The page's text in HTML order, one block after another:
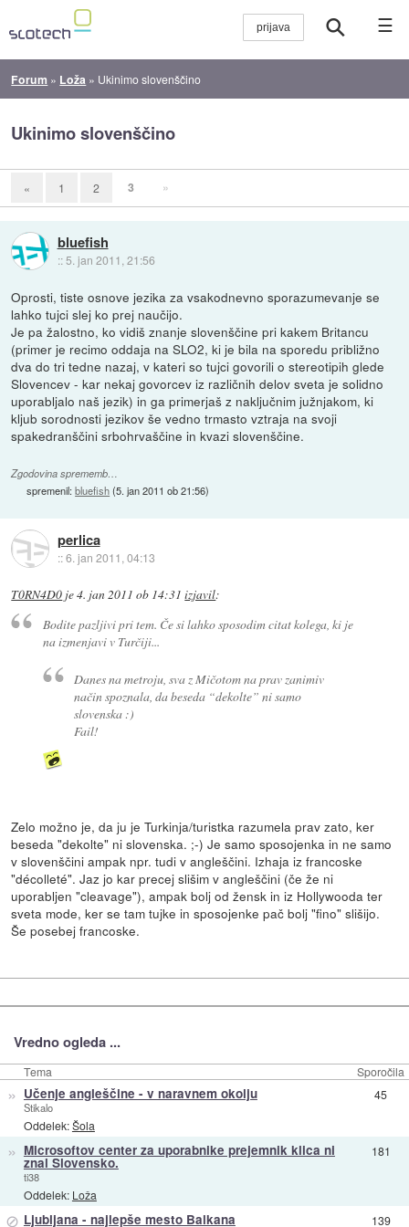
☰
Forum » Loža » Ukinimo slovenščino
Ukinimo slovenščino
« 1 2 3 »
bluefish
:: 5. jan 2011, 21:56
Oprosti, tiste osnove jezika za vsakodnevno sporazumevanje se
lahko tujci slej ko prej naučijo.
Je pa žalostno, ko vidiš znanje slovenščine pri kakem Britancu
(primer je recimo oddaja na SLO2, ki je bila na sporedu približno
dva do tri tedne nazaj, v kateri so tujci govorili o stereotipih glede
Slovencev - kar nekaj govorcev iz različnih delov sveta je solidno
uporabljalo naš jezik) in ga primerjaš z naključnim južnjakom, ki
kljub sorodnosti jezikov še vedno trmasto vztraja na svoji
spakedranščini srbohrvaščine in kvazi slovenščine.
Zgodovina sprememb…
spremenil:bluefish(5. jan 2011 ob 21:56)
perlica
::6. jan 2011, 04:13
T0RN4D0 je4. jan 2011 ob 14:31 izjavil:
Bodite pazljivi pri tem. Če si lahko sposodim citat kolega, ki je
na izmenjavi v Turčiji...
Danes na metroju, sva z Mičotom na prav zanimiv
način spoznala, da beseda “dekolte” ni samo
slovenska :)
Fail!
Zelo možno je, da ju je Turkinja/turistka razumela prav zato, ker
beseda "dekolte" ni slovenska. ;-) Je samo sposojenka in ne samo
v slovenščini ampak npr. tudi v angleščini. Izhaja iz francoske
"décolleté". Jaz jo kar precej slišim v angleščini (če že ni
uporabljen "cleavage"), ampak bolj od žensk in iz Hollywooda ter
sveta mode, ker se tam tujke in sposojenke pač bolj "fino" slišijo.
Še posebej francoske.
Vredno ogleda ...
Tema Sporočila
» Učenje angleščine - v naravnem okolju
Stikalo
Oddelek:Šola
45
» Microsoftov center za uporabnike prejemnik klica ni
znal Slovensko.
ti38
Oddelek: Loža
181
⊘ Ljubljana - najlepše mesto Balkana 139